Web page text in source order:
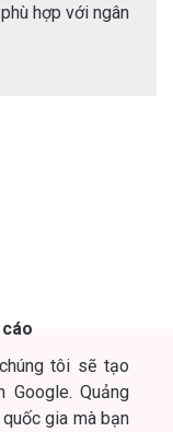
hợp với ngân
tôi sẽ tạo
Google. Quảng
gia mà bạn